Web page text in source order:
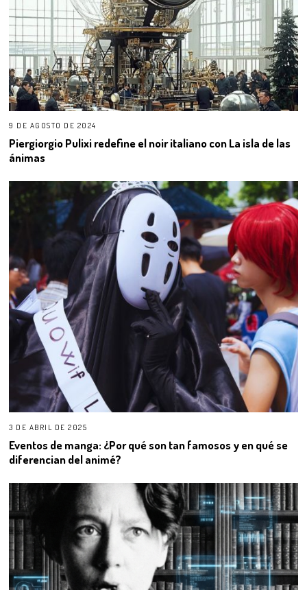
9 DE AGOSTO DE 2024
Piergiorgio Pulixi redefine el noir italiano con La isla de las
ánimas
3 DE ABRIL DE 2025
Eventos de manga: ¿Por qué son tan famosos y en qué se
diferencian del animé?